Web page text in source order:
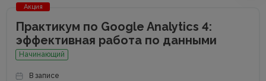
Акция
Практикум по Google Analytics 4:
эффективная работа по данными
Начинающий
В записе